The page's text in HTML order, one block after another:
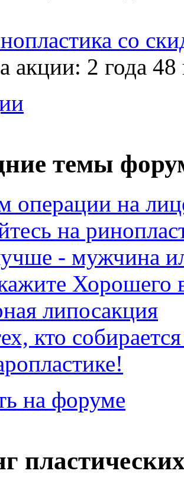
со
акции: 2 года 48
темы
операции на
на
- мужчина
Хорошего
липосакция
кто
на форуме